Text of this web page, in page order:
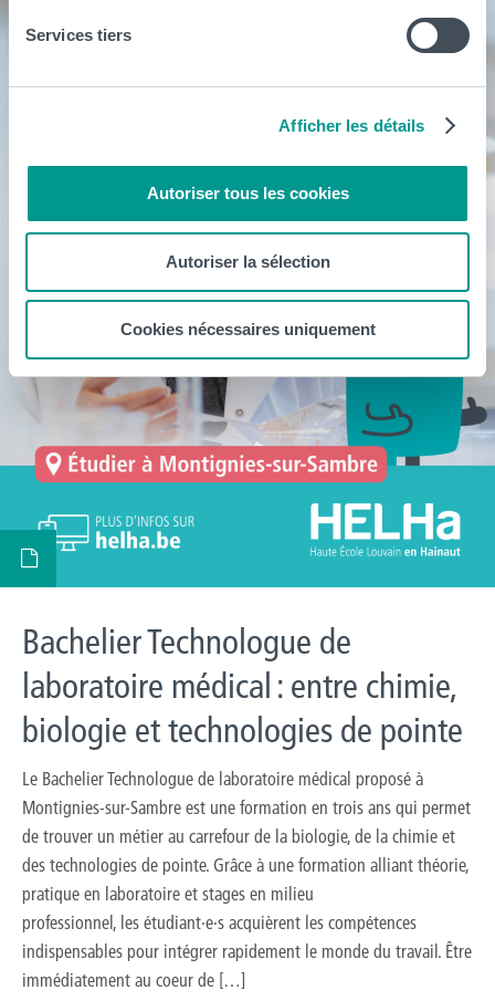
Services tiers
Afficher les détails
Autoriser tous les cookies
Autoriser la sélection
Cookies nécessaires uniquement
Bachelier Technologue de
laboratoire médical : entre chimie,
biologie et technologies de pointe
Le Bachelier Technologue de laboratoire médical proposé à
Montignies-sur-Sambre est une formation en trois ans qui permet
de trouver un métier au carrefour de la biologie, de la chimie et
des technologies de pointe. Grâce à une formation alliant théorie,
pratique en laboratoire et stages en milieu
professionnel, les étudiant·e·s acquièrent les compétences
indispensables pour intégrer rapidement le monde du travail. Être
immédiatement au coeur de […]